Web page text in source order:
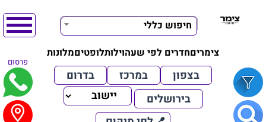
חיפוש כללי
צימריםחדרים לפי שעהוילותלופטיםמלונות
פרסום
בצפון במרכז
בדרום
בירושלים